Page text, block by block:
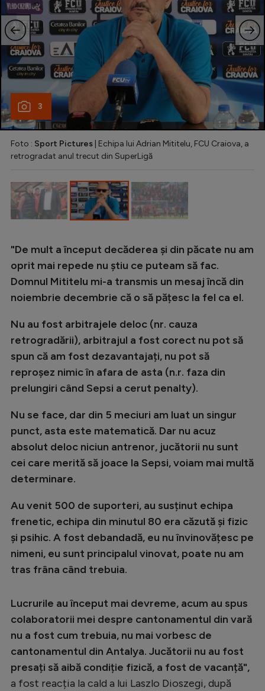
Ciclism
Alte sporturi
JO 2024
JO 2026
Intră în cont
Creează cont
3
Foto : Sport Pictures | Echipa lui Adrian Mititelu, FCU Craiova, a
retrogradat anul trecut din SuperLigă
"De mult a început decăderea și din păcate nu am
oprit mai repede nu știu ce puteam să fac.
Domnul Mititelu mi-a transmis un mesaj încă din
noiembrie decembrie că o să pățesc la fel ca el.
Nu au fost arbitrajele deloc (nr. cauza
retrogradării), arbitrajul a fost corect nu pot să
spun că am fost dezavantajați, nu pot să
reproșez nimic în afara de asta (n.r. faza din
prelungiri când Sepsi a cerut penalty).
Nu se face, dar din 5 meciuri am luat un singur
punct, asta este matematică. Dar nu acuz
absolut deloc niciun antrenor, jucătorii nu sunt
cei care merită să joace la Sepsi, voiam mai multă
determinare.
Au venit 500 de suporteri, au susținut echipa
frenetic, echipa din minutul 80 era căzută și fizic
și psihic. A fost debandadă, eu nu învinovățesc pe
nimeni, eu sunt principalul vinovat, poate nu am
tras frâna când trebuia.
Lucrurile au început mai devreme, acum au spus
colaboratorii mei despre cantonamentul din vară
nu a fost cum trebuia, nu mai vorbesc de
cantonamentul din Antalya. Jucătorii nu au fost
presați să aibă condiție fizică, a fost de vacanță",
a fost reacția la cald a lui Laszlo Dioszegi, după